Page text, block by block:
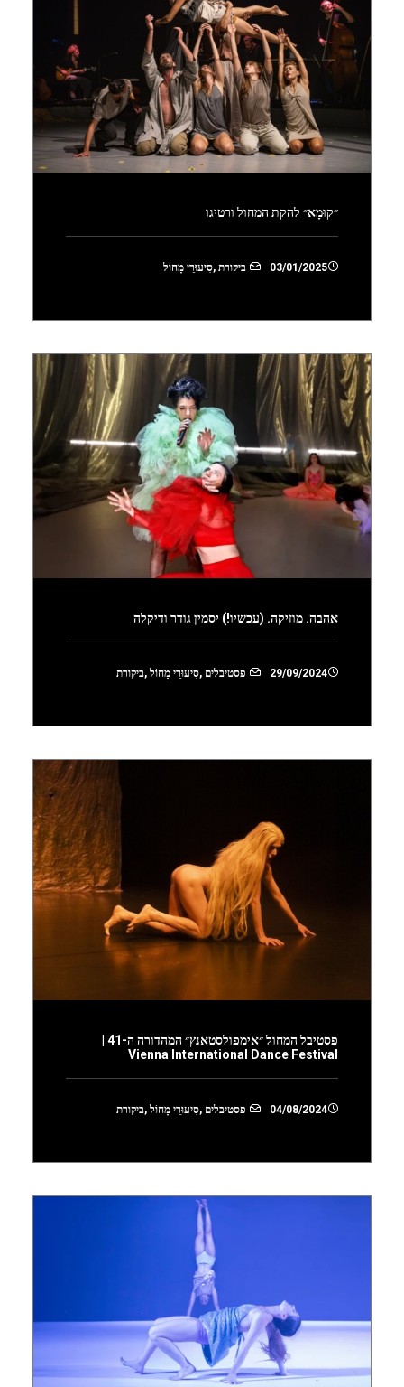
״קוּמָא״ להקת המחול ורטיגו
03/01/2025 ביקורת ,סִיעוּרֵי מָחוֹל
אהבה. מוזיקה. (עכשיו!) יסמין גודר ודיקלה
29/09/2024 פסטיבלים ,סִיעוּרֵי מָחוֹל ,ביקורת
Vienna International Dance Festival
04/08/2024 פסטיבלים ,סִיעוּרֵי מָחוֹל ,ביקורת